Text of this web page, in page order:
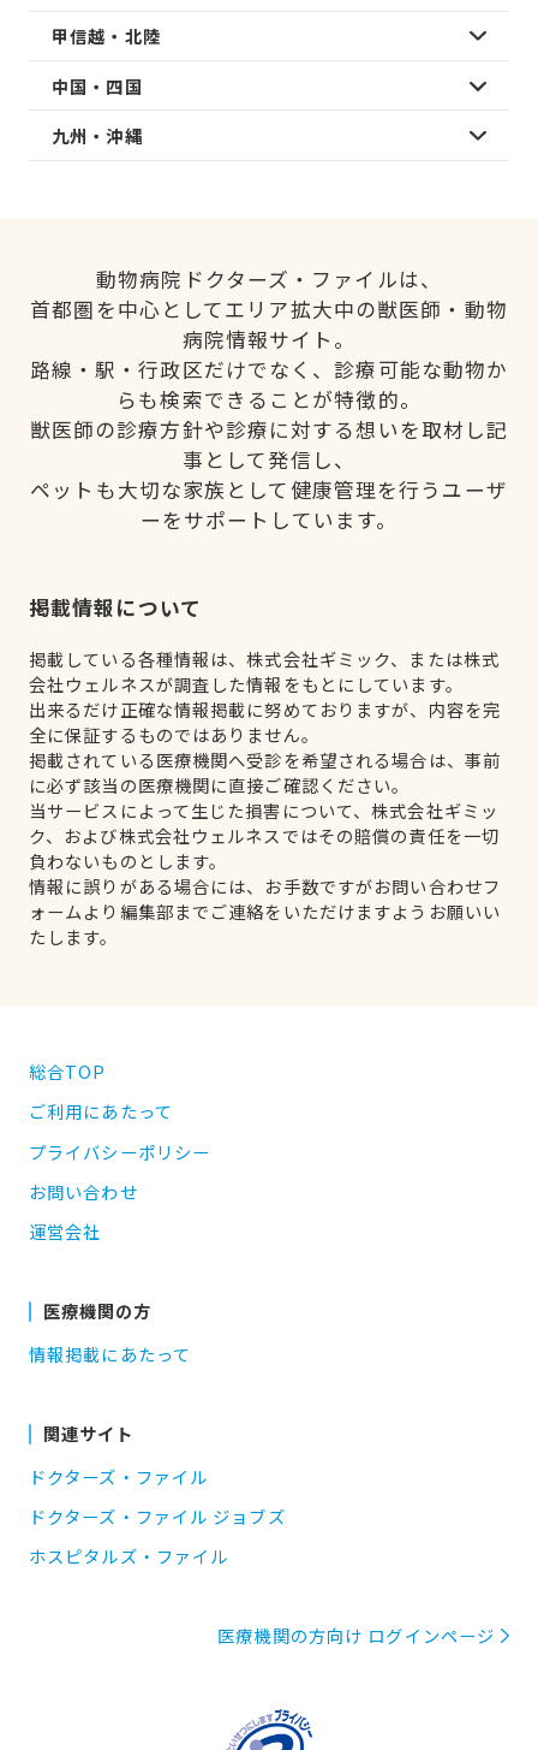
甲信越・北陸
中国・四国
九州・沖縄
動物病院ドクターズ・ファイルは、
首都圏を中心としてエリア拡大中の獣医師・動物
病院情報サイト。
路線・駅・行政区だけでなく、診療可能な動物か
らも検索できることが特徴的。
獣医師の診療方針や診療に対する想いを取材し記
事として発信し、
ペットも大切な家族として健康管理を行うユーザ
ーをサポートしています。
掲載情報について
掲載している各種情報は、株式会社ギミック、または株式
会社ウェルネスが調査した情報をもとにしています。
出来るだけ正確な情報掲載に努めておりますが、内容を完
全に保証するものではありません。
掲載されている医療機関へ受診を希望される場合は、事前
に必ず該当の医療機関に直接ご確認ください。
当サービスによって生じた損害について、株式会社ギミッ
ク、および株式会社ウェルネスではその賠償の責任を一切
負わないものとします。
情報に誤りがある場合には、お手数ですがお問い合わせフ
ォームより編集部までご連絡をいただけますようお願いい
たします。
総合TOP
ご利用にあたって
プライバシーポリシー
お問い合わせ
運営会社
医療機関の方
情報掲載にあたって
関連サイト
ドクターズ・ファイル
ドクターズ・ファイル ジョブズ
ホスピタルズ・ファイル
医療機関の方向け ログインページ